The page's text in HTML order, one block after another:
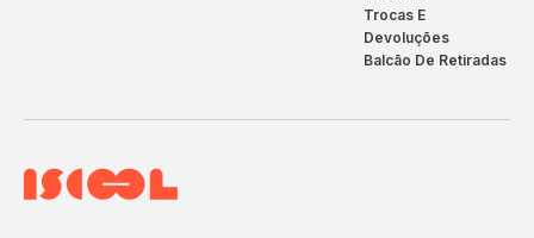
Trocas E
Devoluções
Balcão De Retiradas